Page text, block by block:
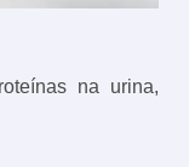
na urina,